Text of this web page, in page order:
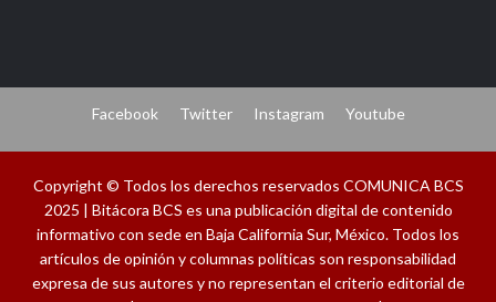
Facebook Twitter Instagram Youtube
Copyright © Todos los derechos reservados COMUNICA BCS
2025 | Bitácora BCS es una publicación digital de contenido
informativo con sede en Baja California Sur, México. Todos los
artículos de opinión y columnas políticas son responsabilidad
expresa de sus autores y no representan el criterio editorial de